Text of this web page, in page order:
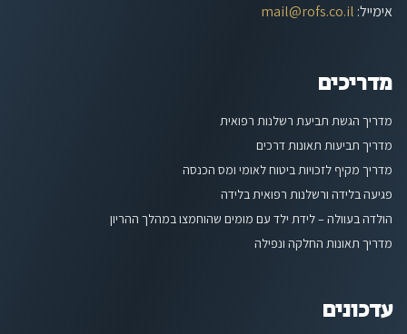
אימייל:
mail@rofs.co.il
מדריכים
מדריך הגשת תביעת רשלנות רפואית
מדריך תביעות תאונות דרכים
מדריך מקיף לזכויות ביטוח לאומי ומס הכנסה
פגיעה בלידה ורשלנות רפואית בלידה
הולדה בעוולה – לידת ילד עם מומים שהוחמצו במהלך ההריון
מדריך תאונות החלקה ונפילה
עדכונים